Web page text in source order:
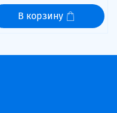
В корзину